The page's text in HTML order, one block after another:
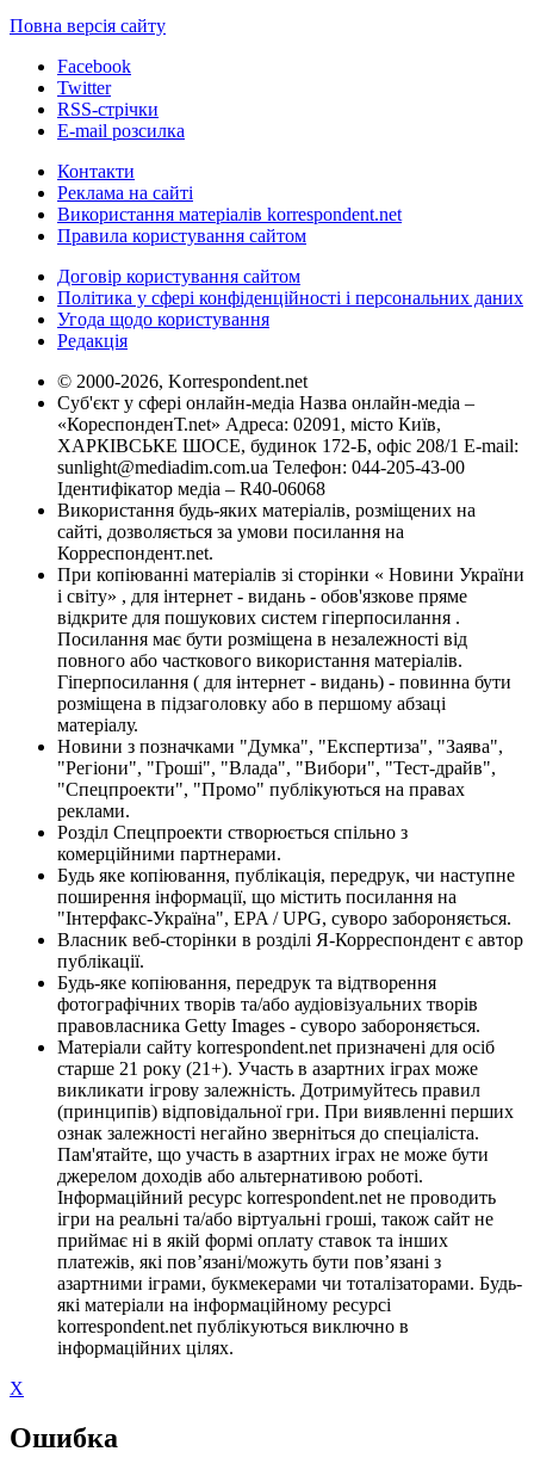
Повна версія сайту
Facebook
Twitter
RSS-стрічки
E-mail розсилка
Контакти
Реклама на сайті
Використання матеріалів korrespondent.net
Правила користування сайтом
Договір користування сайтом
Політика у сфері конфіденційності і персональних даних
Угода щодо користування
Редакція
© 2000-2026, Korrespondent.net
Суб'єкт у сфері онлайн-медіа Назва онлайн-медіа –
«КореспонденТ.net» Адреса: 02091, місто Київ,
ХАРКІВСЬКЕ ШОСЕ, будинок 172-Б, офіс 208/1 E-mail:
sunlight@mediadim.com.ua Телефон: 044-205-43-00
Ідентифікатор медіа – R40-06068
Використання будь-яких матеріалів, розміщених на
сайті, дозволяється за умови посилання на
Корреспондент.net.
При копіюванні матеріалів зі сторінки « Новини України
і світу» , для інтернет - видань - обов'язкове пряме
відкрите для пошукових систем гіперпосилання .
Посилання має бути розміщена в незалежності від
повного або часткового використання матеріалів.
Гіперпосилання ( для інтернет - видань) - повинна бути
розміщена в підзаголовку або в першому абзаці
матеріалу.
Новини з позначками "Думка", "Експертиза", "Заява",
"Регіони", "Гроші", "Влада", "Вибори", "Тест-драйв",
"Спецпроекти", "Промо" публікуються на правах
реклами.
Розділ Спецпроекти створюється спільно з
комерційними партнерами.
Будь яке копіювання, публікація, передрук, чи наступне
поширення інформації, що містить посилання на
"Інтерфакс-Україна", EPA / UPG, суворо забороняється.
Власник веб-сторінки в розділі Я-Корреспондент є автор
публікації.
Будь-яке копіювання, передрук та відтворення
фотографічних творів та/або аудіовізуальних творів
правовласника Getty Images - суворо забороняється.
Матеріали сайту korrespondent.net призначені для осіб
старше 21 року (21+). Участь в азартних іграх може
викликати ігрову залежність. Дотримуйтесь правил
(принципів) відповідальної гри. При виявленні перших
ознак залежності негайно зверніться до спеціаліста.
Пам'ятайте, що участь в азартних іграх не може бути
джерелом доходів або альтернативою роботі.
Інформаційний ресурс korrespondent.net не проводить
ігри на реальні та/або віртуальні гроші, також сайт не
приймає ні в якій формі оплату ставок та інших
платежів, які пов’язані/можуть бути пов’язані з
азартними іграми, букмекерами чи тоталізаторами. Будь-
які матеріали на інформаційному ресурсі
korrespondent.net публікуються виключно в
інформаційних цілях.
X
Ошибка